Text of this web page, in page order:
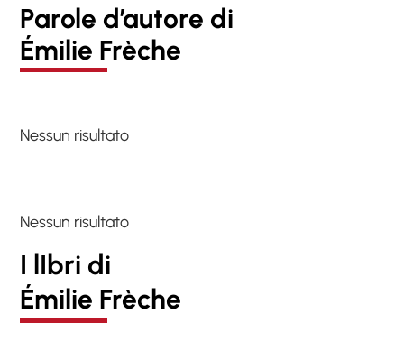
Parole d’autore di
Émilie Frèche
Nessun risultato
Nessun risultato
I lIbri di
Émilie Frèche